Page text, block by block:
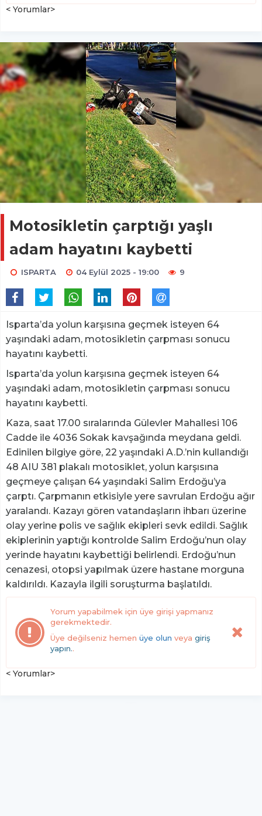
< Yorumlar>
Motosikletin çarptığı yaşlı
adam hayatını kaybetti
ISPARTA 04 Eylül 2025 - 19:00 9
Isparta’da yolun karşısına geçmek isteyen 64
yaşındaki adam, motosikletin çarpması sonucu
hayatını kaybetti.
Isparta’da yolun karşısına geçmek isteyen 64
yaşındaki adam, motosikletin çarpması sonucu
hayatını kaybetti.
Kaza, saat 17.00 sıralarında Gülevler Mahallesi 106
Cadde ile 4036 Sokak kavşağında meydana geldi.
Edinilen bilgiye göre, 22 yaşındaki A.D.’nin kullandığı
48 AIU 381 plakalı motosiklet, yolun karşısına
geçmeye çalışan 64 yaşındaki Salim Erdoğu’ya
çarptı. Çarpmanın etkisiyle yere savrulan Erdoğu ağır
yaralandı. Kazayı gören vatandaşların ihbarı üzerine
olay yerine polis ve sağlık ekipleri sevk edildi. Sağlık
ekiplerinin yaptığı kontrolde Salim Erdoğu’nun olay
yerinde hayatını kaybettiği belirlendi. Erdoğu’nun
cenazesi, otopsi yapılmak üzere hastane morguna
kaldırıldı. Kazayla ilgili soruşturma başlatıldı.
Yorum yapabilmek için üye girişi yapmanız
gerekmektedir.
Üye değilseniz hemen üye olun veya giriş
yapın..
< Yorumlar>